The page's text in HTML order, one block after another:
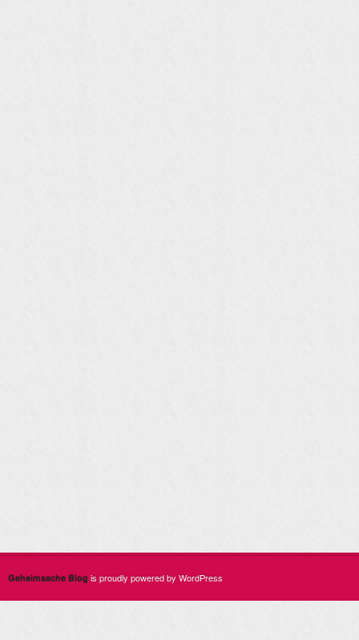
Geheimsache Blog is proudly powered by WordPress